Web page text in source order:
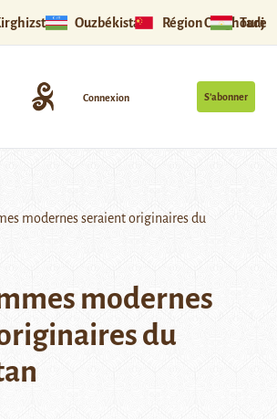
Ouzbékistan Région Ouïghoure
S’abonner
Connexion
modernes seraient originaires du
modernes
du